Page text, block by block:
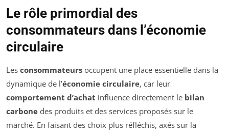
Le rôle primordial des
consommateurs dans l’économie
circulaire
Les consommateurs occupent une place essentielle dans la
dynamique de l’économie circulaire, car leur
comportement d’achat influence directement le bilan
carbone des produits et des services proposés sur le
marché. En faisant des choix plus réfléchis, axés sur la